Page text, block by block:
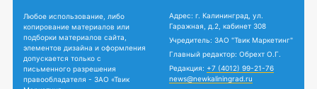
Любое использование, либо
копирование материалов или
подборки материалов сайта,
элементов дизайна и оформления
допускается только с
письменного разрешения
правообладателя - ЗАО «Твик
Адрес: г. Калининград, ул.
Гаражная, д.2, кабинет 308
Учредитель: ЗАО "Твик Маркетинг"
Главный редактор: Обрехт О.Г.
Редакция: +7 (4012) 99-21-76
news@newkaliningrad.ru